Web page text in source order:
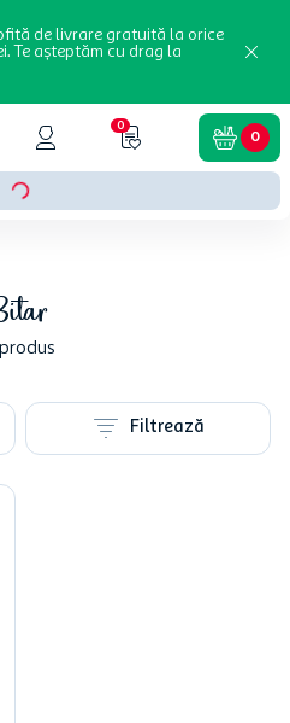
de livrare gratuită la orice
Te așteptăm cu drag la
0
0
produs
Filtrează